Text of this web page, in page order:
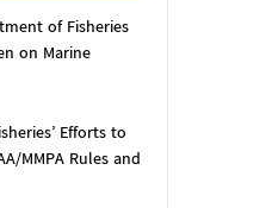
of Fisheries
on Marine
and Accidental
Efforts to
MMPA Rules and